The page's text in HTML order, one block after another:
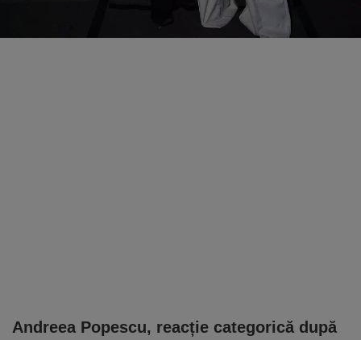
Andreea Popescu, reacție categorică după